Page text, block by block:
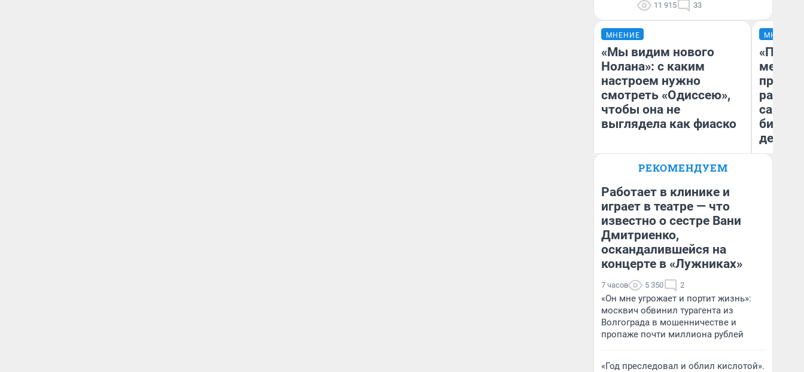
11 915 33
МНЕНИЕ
«Мы видим нового
Нолана»: с каким
настроем нужно
смотреть «Одиссею»,
чтобы она не
выглядела как фиаско
Надежда Губарь
МНЕНИЕ
самом
РЕКОМЕНДУЕМ
Работает в клинике и
играет в театре — что
известно о сестре Вани
Дмитриенко,
оскандалившейся на
концерте в «Лужниках»
7 часов 5 350 2
«Он мне угрожает и портит жизнь»:
москвич обвинил турагента из
Волгограда в мошенничестве и
пропаже почти миллиона рублей
«Год преследовал и облил кислотой».